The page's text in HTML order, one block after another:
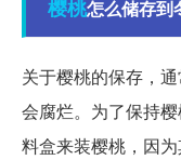
樱桃怎么储存到
关于樱桃的保存，
会腐烂。为了保持
料盒来装樱桃，因